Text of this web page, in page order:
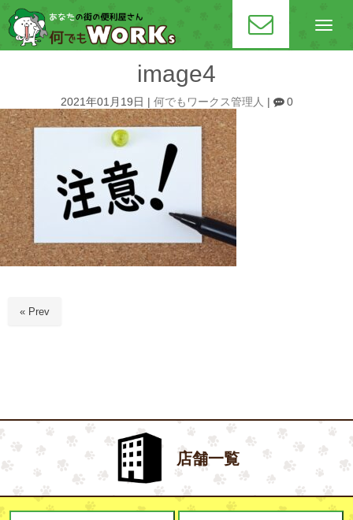
N
v
image4
2021年01月19日 何でもワークス管理人 0
« Prev
店舗一覧